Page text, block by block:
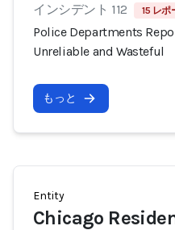
インシデント 112 15 レポ
Police Departments
Unreliable and Wasteful
もっと
Entity
Chicago